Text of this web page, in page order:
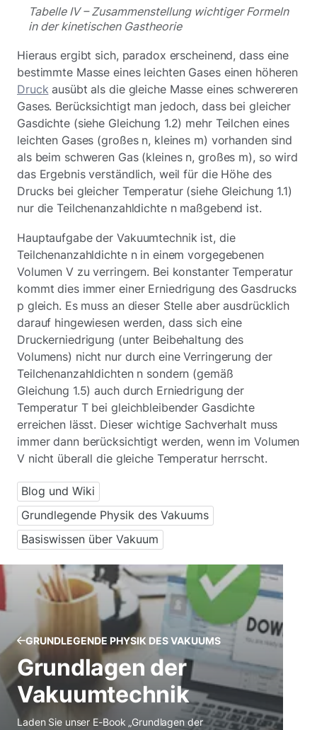
Tabelle IV – Zusammenstellung wichtiger Formeln
in der kinetischen Gastheorie
Hieraus ergibt sich, paradox erscheinend, dass eine
bestimmte Masse eines leichten Gases einen höheren
Druck ausübt als die gleiche Masse eines schwereren
Gases. Berücksichtigt man jedoch, dass bei gleicher
Gasdichte (siehe Gleichung 1.2) mehr Teilchen eines
leichten Gases (großes n, kleines m) vorhanden sind
als beim schweren Gas (kleines n, großes m), so wird
das Ergebnis verständlich, weil für die Höhe des
Drucks bei gleicher Temperatur (siehe Gleichung 1.1)
nur die Teilchenanzahldichte n maßgebend ist.
Hauptaufgabe der Vakuumtechnik ist, die
Teilchenanzahldichte n in einem vorgegebenen
Volumen V zu verringern. Bei konstanter Temperatur
kommt dies immer einer Erniedrigung des Gasdrucks
p gleich. Es muss an dieser Stelle aber ausdrücklich
darauf hingewiesen werden, dass sich eine
Druckerniedrigung (unter Beibehaltung des
Volumens) nicht nur durch eine Verringerung der
Teilchenanzahldichten n sondern (gemäß
Gleichung 1.5) auch durch Erniedrigung der
Temperatur T bei gleichbleibender Gasdichte
erreichen lässt. Dieser wichtige Sachverhalt muss
immer dann berücksichtigt werden, wenn im Volumen
V nicht überall die gleiche Temperatur herrscht.
Blog und Wiki
Grundlegende Physik des Vakuums
Basiswissen über Vakuum
GRUNDLEGENDE PHYSIK DES VAKUUMS
Grundlagen der
Vakuumtechnik
Laden Sie unser E-Book „Grundlagen der